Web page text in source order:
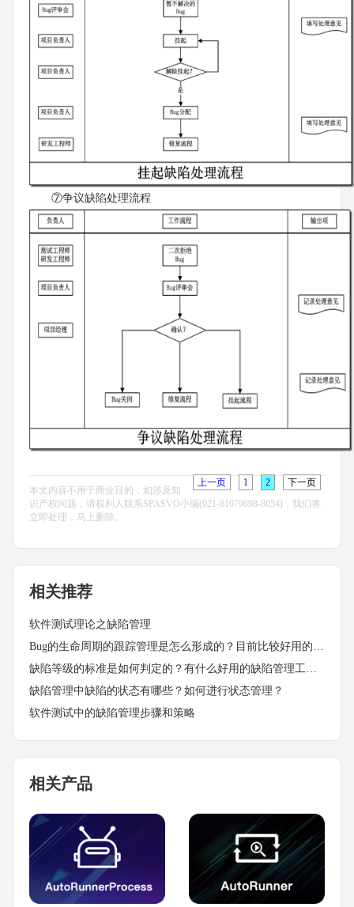
⑦争议缺陷处理流程
上一页 1 2 下一页
本文内容不用于商业目的，如涉及知
识产权问题，请权利人联系SPASVO小编(021-61079698-8054)，我们将
立即处理，马上删除。
相关推荐
软件测试理论之缺陷管理
Bug的生命周期的跟踪管理是怎么形成的？目前比较好用的缺陷管理工具都具备什么特点？
缺陷等级的标准是如何判定的？有什么好用的缺陷管理工具吗？
缺陷管理中缺陷的状态有哪些？如何进行状态管理？
软件测试中的缺陷管理步骤和策略
相关产品